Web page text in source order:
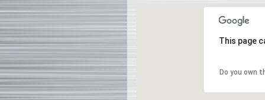
This page
Do you own